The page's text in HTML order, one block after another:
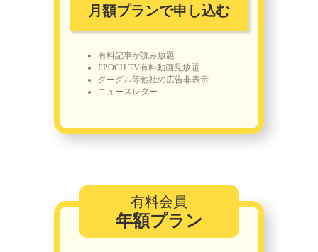
月額プランで申し込む
有料記事が読み放題
EPOCH TV有料動画見放題
グーグル等他社の広告非表示
ニュースレター
有料会員
年額プラン